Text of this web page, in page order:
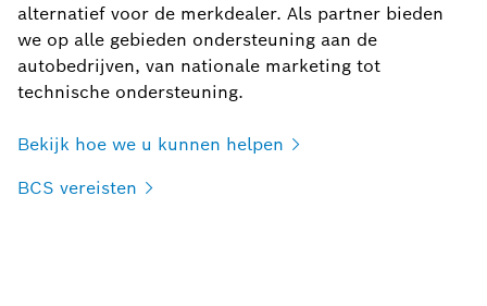
alternatief voor de merkdealer. Als partner bieden
we op alle gebieden ondersteuning aan de
autobedrijven, van nationale marketing tot
technische ondersteuning.
Bekijk hoe we u kunnen helpen
BCS vereisten